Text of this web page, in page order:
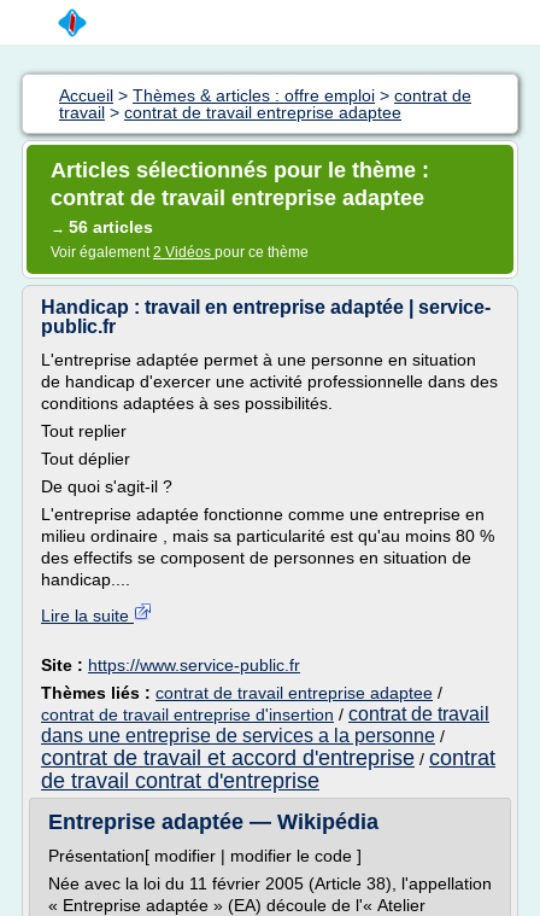
Accueil > Thèmes & articles : offre emploi > contrat de
travail > contrat de travail entreprise adaptee
Articles sélectionnés pour le thème :
contrat de travail entreprise adaptee
→ 56 articles
Voir également2 Vidéos pour ce thème
Handicap : travail en entreprise adaptée | service-
public.fr
L'entreprise adaptée permet à une personne en situation
de handicap d'exercer une activité professionnelle dans des
conditions adaptées à ses possibilités.
Tout replier
Tout déplier
De quoi s'agit-il ?
L'entreprise adaptée fonctionne comme une entreprise en
milieu ordinaire , mais sa particularité est qu'au moins 80 %
des effectifs se composent de personnes en situation de
handicap....
Lire la suite
Site : https://www.service-public.fr
Thèmes liés : contrat de travail entreprise adaptee /
contrat de travail entreprise d'insertion / contrat de travail
dans une entreprise de services a la personne /
contrat de travail et accord d'entreprise / contrat
de travail contrat d'entreprise
Entreprise adaptée — Wikipédia
Présentation[ modifier | modifier le code ]
Née avec la loi du 11 février 2005 (Article 38), l'appellation
« Entreprise adaptée » (EA) découle de l'« Atelier